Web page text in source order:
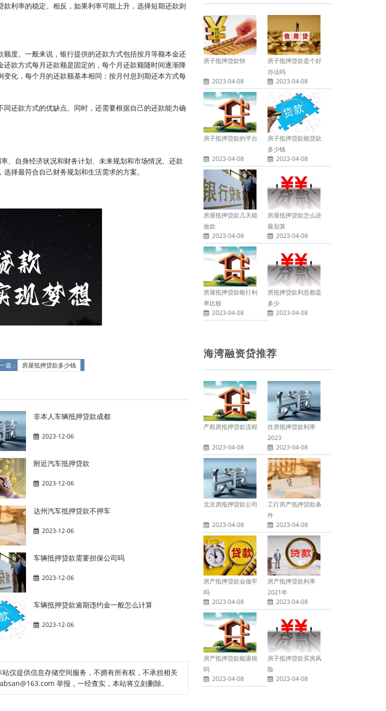
利率的稳定。相反，如果利率可能上升，选择短期还款则
度。一般来说，银行提供的还款方式包括按月等额本金还
款方式每月还款额是固定的，每个月还款额随时间逐渐降
化，每个月的还款额基本相同；按月付息到期还本方式每
还款方式的优缺点。同时，还需要根据自己的还款能力确
、自身经济状况和财务计划、未来规划和市场情况、还款
择最符合自己财务规划和生活需求的方案。
篇： 房屋抵押贷款多少钱
非本人车辆抵押贷款成都
2023-12-06
附近汽车抵押贷款
2023-12-06
达州汽车抵押贷款不押车
2023-12-06
车辆抵押贷款需要担保公司吗
2023-12-06
车辆抵押贷款逾期违约金一般怎么计算
2023-12-06
仅提供信息存储空间服务，不拥有所有权，不承担相关
举报，一经查实，本站将立刻删除。
房子抵押贷款快
2023-04-08
房子抵押贷款是个好
办法吗
2023-04-08
房子抵押贷款的平台
2023-04-08
房子抵押贷款能贷款
多少钱
2023-04-08
房屋抵押贷款几天能
放款
2023-04-08
房屋抵押贷款怎么还
最划算
2023-04-08
房屋抵押贷款银行利
率比较
2023-04-08
房抵押贷款利息都是
多少
2023-04-08
海湾融资贷推荐
产权房抵押贷款流程
2023-04-08
住房抵押贷款利率
2023
2023-04-08
北京房抵押贷款公司
2023-04-08
工行房产抵押贷款条
件
2023-04-08
房产抵押贷款会做牢
吗
2023-04-08
房产抵押贷款利率
2021年
2023-04-08
房产抵押贷款能退税
吗
2023-04-08
房子抵押贷款买房风
险
2023-04-08